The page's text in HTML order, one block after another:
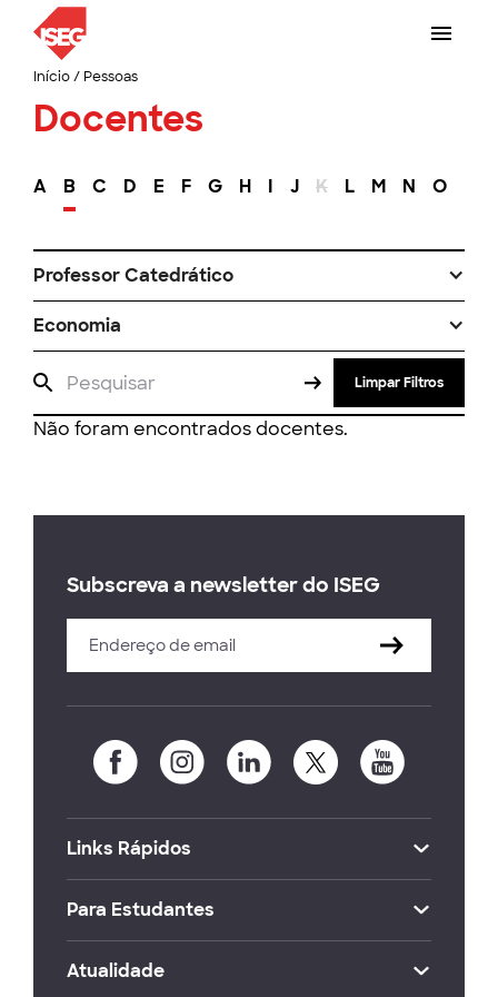
Início/ Pessoas
Docentes
A B C D E F G H I J K L M N O
Professor Catedrático
Economia
Limpar Filtros
Não foram encontrados docentes.
Subscreva a newsletter do ISEG
Links Rápidos
Para Estudantes
Atualidade